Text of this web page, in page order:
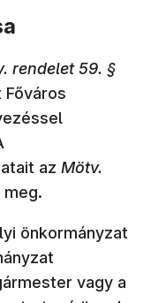
rendelet 59. §
az Mötv.
meg.
önkormányzat
vagy a